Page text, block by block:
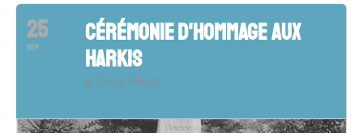
25
SEP
CÉRÉMONIE D'HOMMAGE AUX
HARKIS
Vieux Village